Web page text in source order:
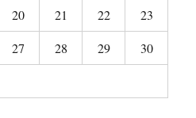
20 21 22
23
27 28 29
30